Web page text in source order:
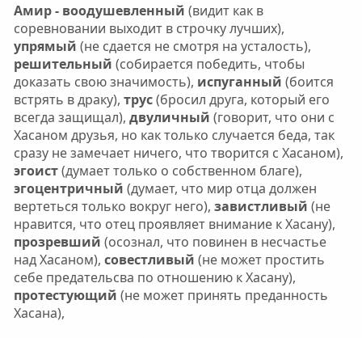
Амир - воодушевленный (видит как в
соревновании выходит в строчку лучших),
упрямый (не сдается не смотря на усталость),
решительный (собирается победить, чтобы
доказать свою значимость), испуганный (боится
встрять в драку), трус(бросил друга, который его
всегда защищал), двуличный (говорит, что они с
Хасаном друзья, но как только случается беда, так
сразу не замечает ничего, что творится с Хасаном),
эгоист(думает только о собственном благе),
эгоцентричный (думает, что мир отца должен
вертеться только вокруг него), завистливый (не
нравится, что отец проявляет внимание к Хасану),
прозревший (осознал, что повинен в несчастье
над Хасаном), совестливый (не может простить
себе предательсва по отношению к Хасану),
протестующий (не может принять преданность
Хасана),